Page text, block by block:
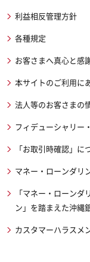
利益相反管理方針
各種規定
お客さまへ真心と感
本サイトのご利用に
法人等のお客さまの
フィデューシャリー
「お取引時確認」に
マネー・ローンダリ
「マネー・ローン
ン」を踏まえた沖縄
カスタマーハラスメ